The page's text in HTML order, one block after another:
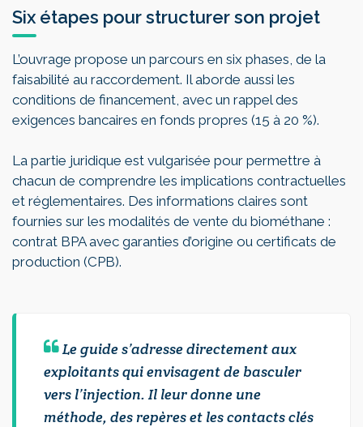
Six étapes pour structurer son projet
L’ouvrage propose un parcours en six phases, de la
faisabilité au raccordement. Il aborde aussi les
conditions de financement, avec un rappel des
exigences bancaires en fonds propres (15 à 20 %).
La partie juridique est vulgarisée pour permettre à
chacun de comprendre les implications contractuelles
et réglementaires. Des informations claires sont
fournies sur les modalités de vente du biométhane :
contrat BPA avec garanties d’origine ou certificats de
production (CPB).
Le guide s’adresse directement aux
exploitants qui envisagent de basculer
vers l’injection. Il leur donne une
méthode, des repères et les contacts clés